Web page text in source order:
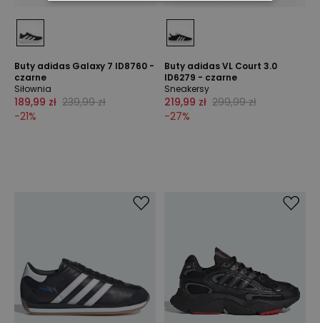
Buty adidas Galaxy 7 ID8760 -
czarne
Siłownia
189,99 zł 239,99 zł
-21%
Buty adidas VL Court 3.0
ID6279 - czarne
Sneakersy
219,99 zł 299,99 zł
-27%